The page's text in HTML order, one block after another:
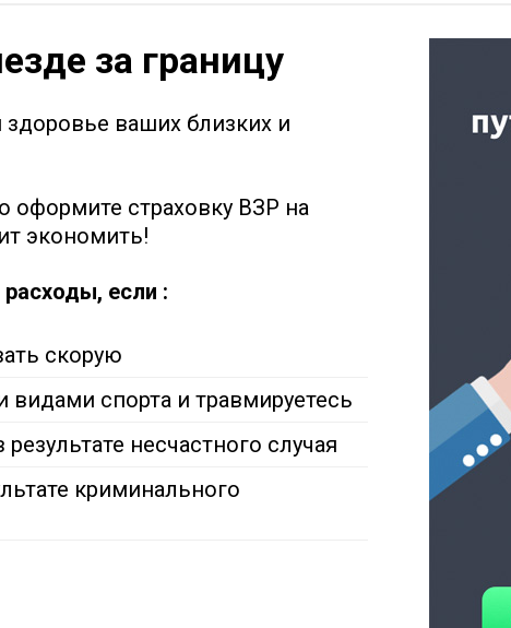
за границу
ваших близких и
оформите страховку ВЗР на
экономить!
если :
скорую
спорта и травмируетесь
несчастного случая
криминального